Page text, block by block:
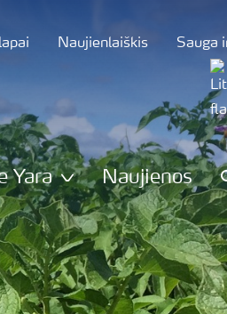
Naujienlaiškis Sauga
Yara Naujienos